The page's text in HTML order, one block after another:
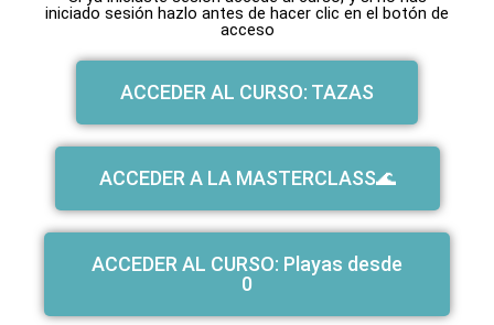
iniciado sesión hazlo antes de hacer clic en el botón de
acceso
ACCEDER AL CURSO: TAZAS
ACCEDER A LA MASTERCLASS🌊
ACCEDER AL CURSO: Playas desde
0